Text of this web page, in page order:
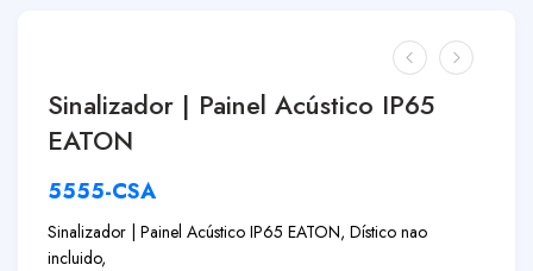
Sinalizador | Painel Acústico IP65
EATON
5555-CSA
Sinalizador | Painel Acústico IP65 EATON, Dístico nao
incluido,